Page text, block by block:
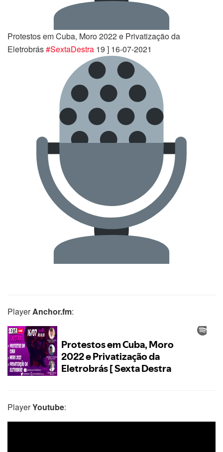
Protestos em Cuba, Moro 2022 e Privatização da
Eletrobrás#SextaDestra 19 ] 16-07-2021
PlayerAnchor.fm:
PlayerYoutube: